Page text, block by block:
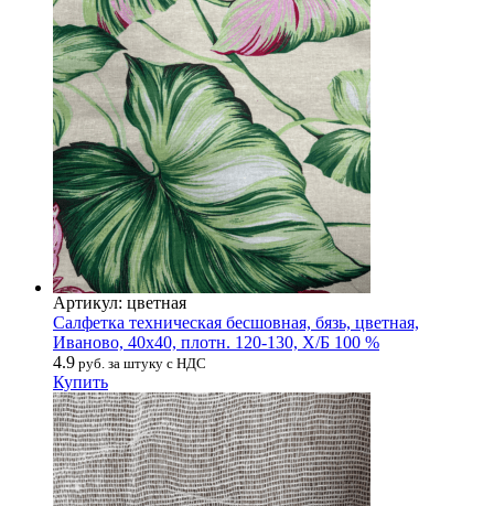
Артикул: цветная
Салфетка техническая бесшовная, бязь, цветная,
Иваново, 40х40, плотн. 120-130, Х/Б 100 %
4.9 руб. за штуку с НДС
Купить